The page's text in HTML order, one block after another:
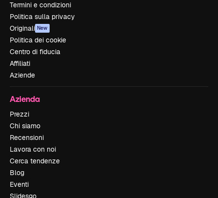
Termini e condizioni
Politica sulla privacy
Originali New
Politica dei cookie
Centro di fiducia
Affiliati
Aziende
Azienda
Prezzi
Chi siamo
Recensioni
Lavora con noi
Cerca tendenze
Blog
Eventi
Slidesgo